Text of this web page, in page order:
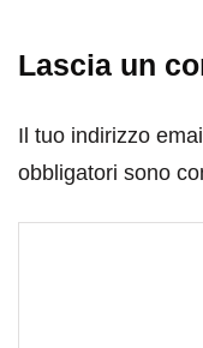
Lascia un
Il tuo indirizzo
obbligatori sono